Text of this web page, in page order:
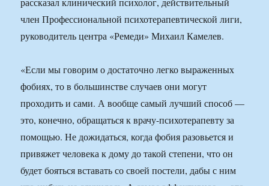
член Профессиональной психотерапевтической лиги,
руководитель центра «Ремеди» Михаил Камелев.
«Если мы говорим о достаточно легко выраженных
фобиях, то в большинстве случаев они могут
проходить и сами. А вообще самый лучший способ —
это, конечно, обращаться к врачу-психотерапевту за
помощью. Не дожидаться, когда фобия разовьется и
привяжет человека к дому до такой степени, что он
будет бояться вставать со своей постели, дабы с ним